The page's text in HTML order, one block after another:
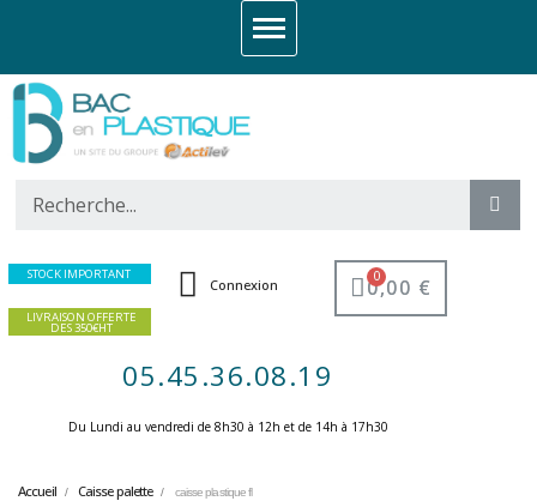
STOCK IMPORTANT
LIVRAISON OFFERTE
DES 350€HT
Connexion 0,00 €
05.45.36.08.19
Du Lundi au vendredi de 8h30 à 12h et de 14h à 17h30 ​
Accueil Caisse palette caisse plastique fl